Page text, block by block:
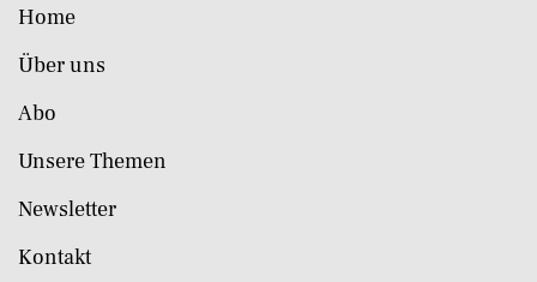
Home
Über uns
Abo
Unsere Themen
Newsletter
Kontakt